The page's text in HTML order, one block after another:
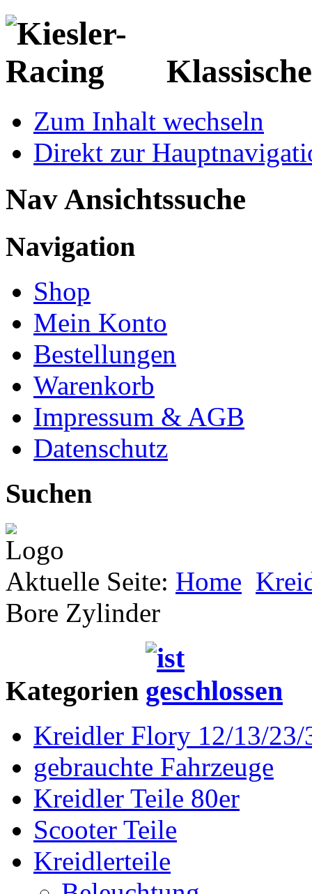
Zum Inhalt wechseln
Direkt zur
Nav Ansichtssuche
Navigation
Shop
Mein Konto
Bestellungen
Warenkorb
Impressum & AGB
Datenschutz
Suchen
Aktuelle Seite: Home
Bore Zylinder
Kategorien
Kreidler Flory 12/13/23/
gebrauchte Fahrzeuge
Kreidler Teile 80er
Scooter Teile
Kreidlerteile